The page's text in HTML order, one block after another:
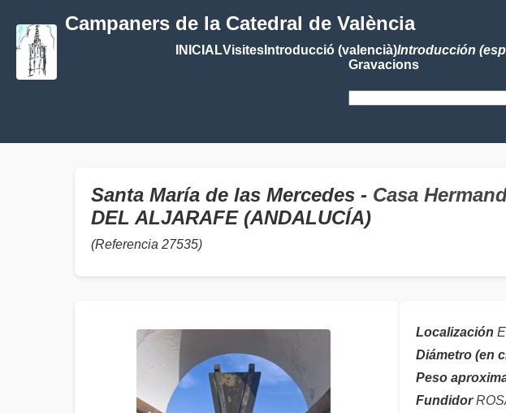
Campaners de la Catedral de València
INICIALVisitesIntroducció (valencià)Introducción
Gravacions
Santa María de las Mercedes - Casa
DEL ALJARAFE (ANDALUCÍA)
(Referencia 27535)
Localización
Diámetro (en
Peso
Fundidor